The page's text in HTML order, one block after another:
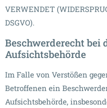
VERWENDET
DSGVO).
Beschwerde­recht bei
Aufsichts­behörde
Im Falle von Verstößen
Betroffenen ein
Aufsichtsbehörde,